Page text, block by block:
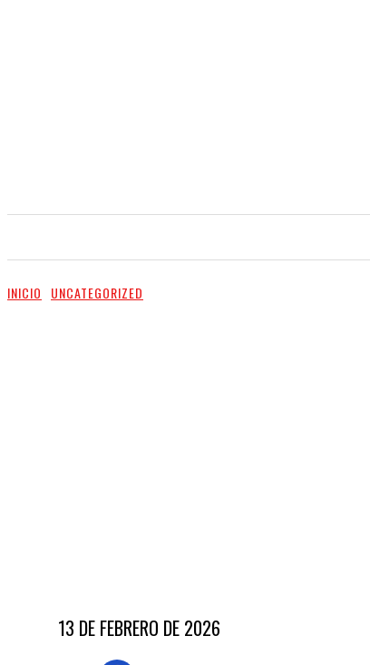
INICIO UNCATEGORIZED
13 DE FEBRERO DE 2026